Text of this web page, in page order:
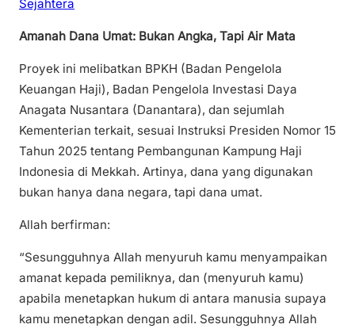
Sejahtera
Amanah Dana Umat: Bukan Angka, Tapi Air Mata
Proyek ini melibatkan BPKH (Badan Pengelola
Keuangan Haji), Badan Pengelola Investasi Daya
Anagata Nusantara (Danantara), dan sejumlah
Kementerian terkait, sesuai Instruksi Presiden Nomor 15
Tahun 2025 tentang Pembangunan Kampung Haji
Indonesia di Mekkah. Artinya, dana yang digunakan
bukan hanya dana negara, tapi dana umat.
Allah berfirman:
“Sesungguhnya Allah menyuruh kamu menyampaikan
amanat kepada pemiliknya, dan (menyuruh kamu)
apabila menetapkan hukum di antara manusia supaya
kamu menetapkan dengan adil. Sesungguhnya Allah